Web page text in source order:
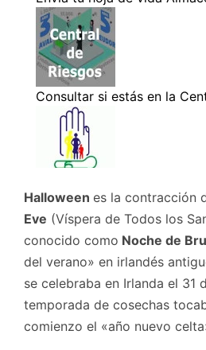
Halloween es la contracción
Eve (Víspera de Todos los
conocido como Noche de
del verano» en irlandés
se celebraba en Irlanda el 31
temporada de cosechas
comienzo el «año nuevo